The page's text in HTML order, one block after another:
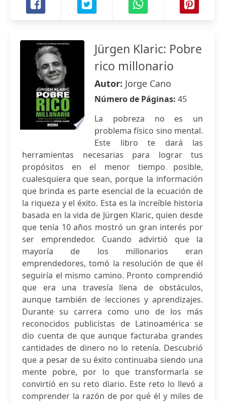
Jürgen Klaric: Pobre
rico millonario
Autor: Jorge Cano
Número de Páginas: 45
La pobreza no es un
problema físico sino mental.
Este libro te dará las
herramientas necesarias para lograr tus
propósitos en el menor tiempo posible,
cualesquiera que sean, porque la información
que brinda es parte esencial de la ecuación de
la riqueza y el éxito. Esta es la increíble historia
basada en la vida de Jürgen Klaric, quien desde
que tenía 10 años mostró un gran interés por
ser emprendedor. Cuando advirtió que la
mayoría de los millonarios eran
emprendedores, tomó la resolución de que él
seguiría el mismo camino. Pronto comprendió
que era una travesía llena de obstáculos,
aunque también de lecciones y aprendizajes.
Durante su carrera como uno de los más
reconocidos publicistas de Latinoamérica se
dio cuenta de que aunque facturaba grandes
cantidades de dinero no lo retenía. Descubrió
que a pesar de su éxito continuaba siendo una
mente pobre, por lo que transformarla se
convirtió en su reto diario. Este reto lo llevó a
comprender la razón de por qué él y miles de